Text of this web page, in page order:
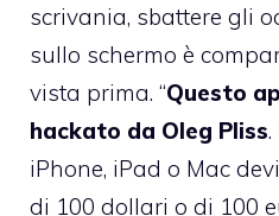
scrivania, sbattere gli
sullo schermo è
vista prima. “Questo
hackato da Oleg Pliss
iPhone, iPad o Mac
di 100 dollari o di 100